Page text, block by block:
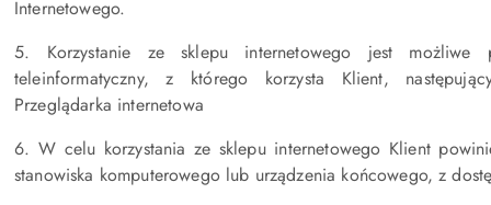
Internetowego.
5. Korzystanie ze sklepu internetowego jest możliwe
teleinformatyczny, z którego korzysta Klient,
Przeglądarka internetowa
6. W celu korzystania ze sklepu internetowego Klient
stanowiska komputerowego lub urządzenia końcowego, z